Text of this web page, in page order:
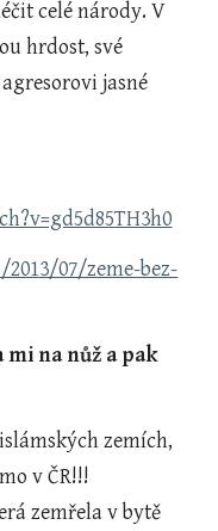
celé národy. V
hrdost, své
jasné
07/zeme-bez-
na nůž a pak
zemích,
v ČR!!!
zemřela v bytě